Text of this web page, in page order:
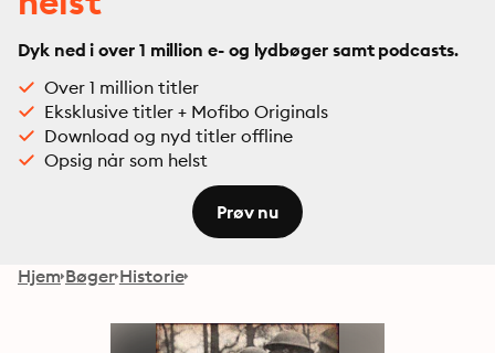
Dyk ned i over 1 million e- og lydbøger samt podcasts.
Over 1 million titler
Eksklusive titler + Mofibo Originals
Download og nyd titler offline
Opsig når som helst
Prøv nu
Hjem Bøger Historie